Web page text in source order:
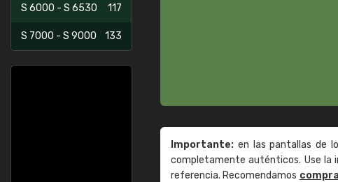
S 6000 - S 6530 117
S 7000 - S 9000 133
Importante: en las pantallas de
completamente auténticos. Use la
referencia. Recomendamos